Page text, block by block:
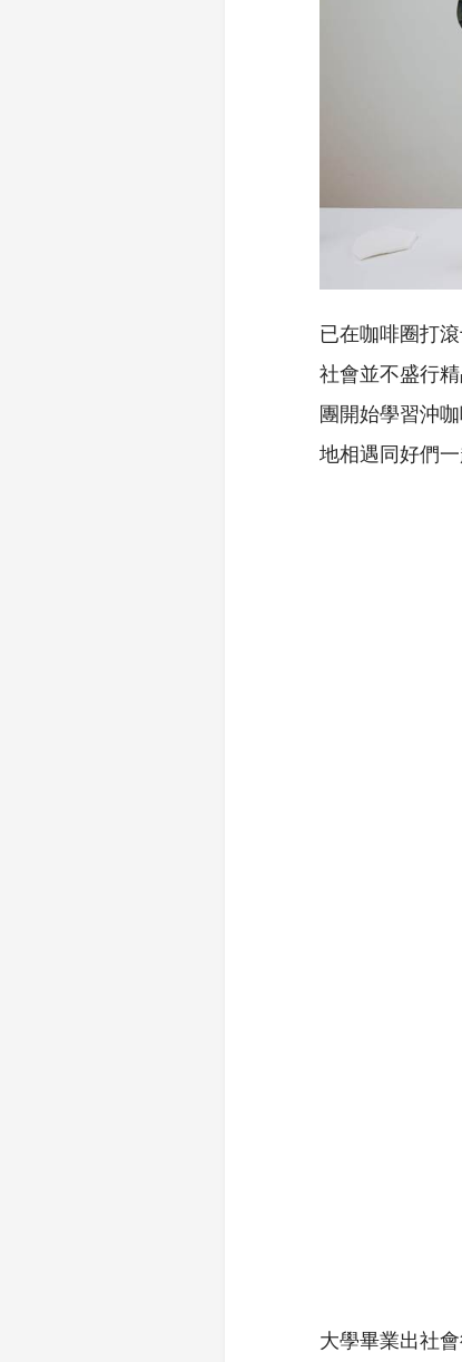
已在咖啡圈打
社會並不盛行
團開始學習沖
地相遇同好們
大學畢業出社